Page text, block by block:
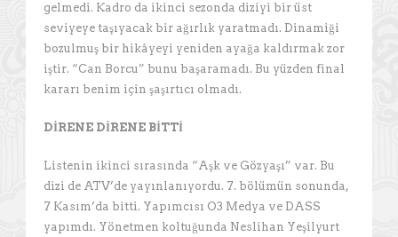
gelmedi. Kadro da ikinci sezonda diziyi bir üst
seviyeye taşıyacak bir ağırlık yaratmadı. Dinamiği
bozulmuş bir hikâyeyi yeniden ayağa kaldırmak zor
iştir. “Can Borcu” bunu başaramadı. Bu yüzden final
kararı benim için şaşırtıcı olmadı.
DİRENE DİRENE BİTTİ
Listenin ikinci sırasında “Aşk ve Gözyaşı” var. Bu
dizi de ATV’de yayınlanıyordu. 7. bölümün sonunda,
7 Kasım’da bitti. Yapımcısı O3 Medya ve DASS
yapımdı. Yönetmen koltuğunda Neslihan Yeşilyurt